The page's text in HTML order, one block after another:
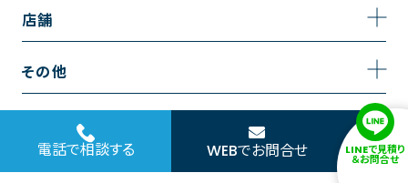
リノベーション
内装のリフォーム
水回りのリフォーム
外壁のリフォーム
お風呂の施工事例
洗面の施工事例
コミュニティ
お知らせ
店舗
越谷店
浦和店
その他
お問い合わせ
サイトポリシー
電話で相談する WEBでお問合せ LINEで見積り
＆お問合せ